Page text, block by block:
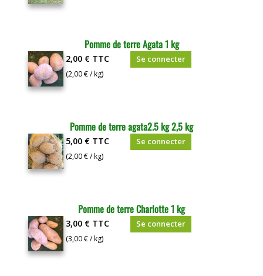
Pomme de terre Agata 1 kg
2,00 € TTC
(2,00 € / kg)
Se connecter
Pomme de terre agata2.5 kg 2,5 kg
5,00 € TTC
(2,00 € / kg)
Se connecter
Pomme de terre Charlotte 1 kg
3,00 € TTC
(3,00 € / kg)
Se connecter